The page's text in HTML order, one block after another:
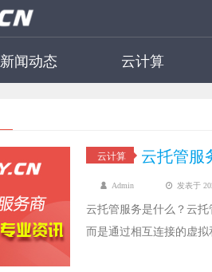
新闻动态 云计算
云计算 云托管服
Admin 发表于
云托管服务是什么？云
而是通过相互连接的虚